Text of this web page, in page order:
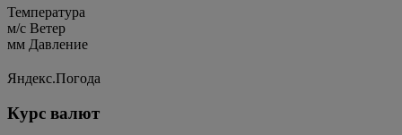
Температура
м/c Ветер
мм Давление
Яндекс.Погода
Курс валют